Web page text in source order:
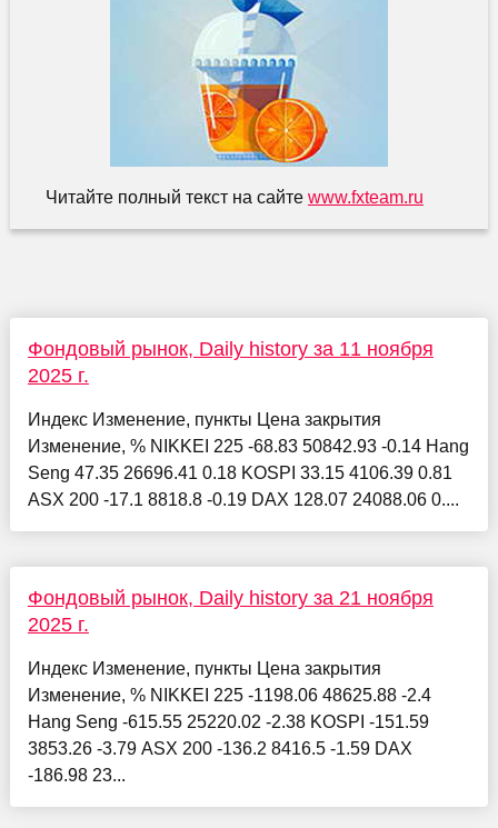
Читайте полный текст на сайте www.fxteam.ru
Фондовый рынок, Daily history за 11 ноября
2025 г.
Индекс Изменение, пункты Цена закрытия
Изменение, % NIKKEI 225 -68.83 50842.93 -0.14 Hang
Seng 47.35 26696.41 0.18 KOSPI 33.15 4106.39 0.81
ASX 200 -17.1 8818.8 -0.19 DAX 128.07 24088.06 0....
Фондовый рынок, Daily history за 21 ноября
2025 г.
Индекс Изменение, пункты Цена закрытия
Изменение, % NIKKEI 225 -1198.06 48625.88 -2.4
Hang Seng -615.55 25220.02 -2.38 KOSPI -151.59
3853.26 -3.79 ASX 200 -136.2 8416.5 -1.59 DAX
-186.98 23...